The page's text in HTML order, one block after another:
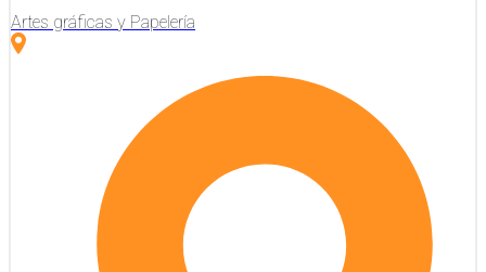
Artes gráficas y Papelería